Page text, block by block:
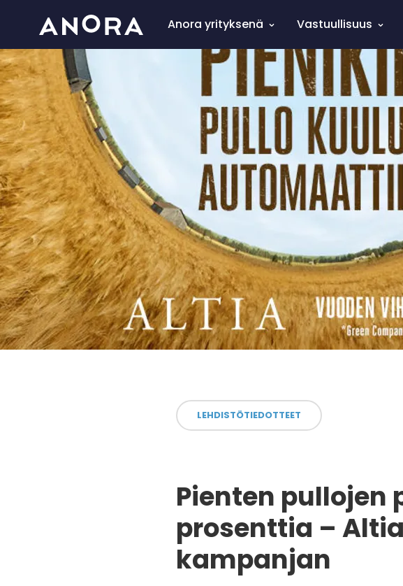
Anora yrityksenä Vastuullisuus
LEHDISTÖTIEDOTTEET
Pienten pullojen
prosenttia –
kampanjan